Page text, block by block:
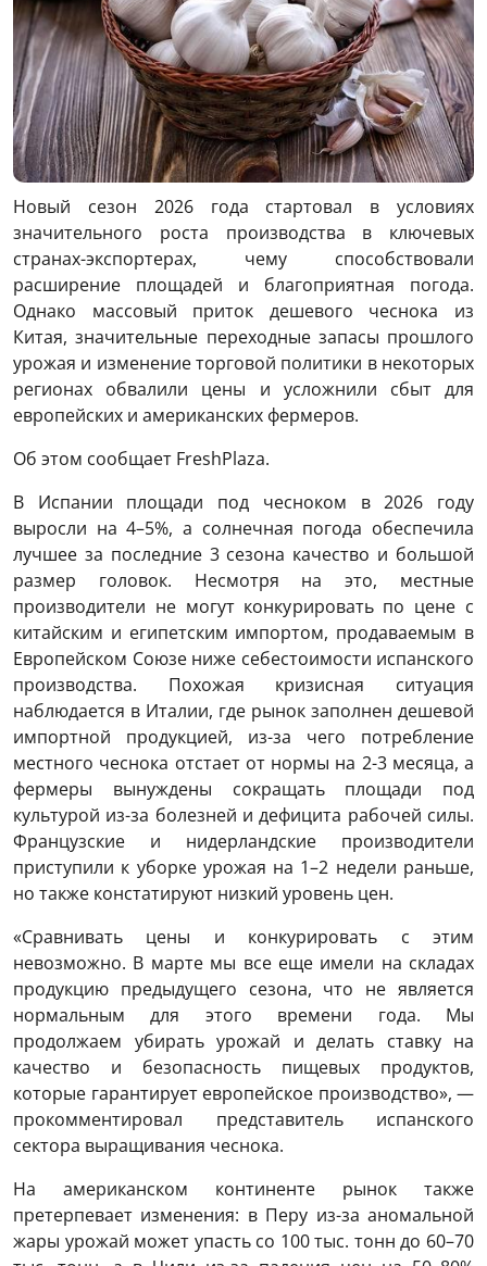
Новый сезон 2026 года стартовал в условиях
значительного роста производства в ключевых
странах-экспортерах, чему способствовали
расширение площадей и благоприятная погода.
Однако массовый приток дешевого чеснока из
Китая, значительные переходные запасы прошлого
урожая и изменение торговой политики в некоторых
регионах обвалили цены и усложнили сбыт для
европейских и американских фермеров.
Об этом сообщает FreshPlaza.
В Испании площади под чесноком в 2026 году
выросли на 4–5%, а солнечная погода обеспечила
лучшее за последние 3 сезона качество и большой
размер головок. Несмотря на это, местные
производители не могут конкурировать по цене с
китайским и египетским импортом, продаваемым в
Европейском Союзе ниже себестоимости испанского
производства. Похожая кризисная ситуация
наблюдается в Италии, где рынок заполнен дешевой
импортной продукцией, из-за чего потребление
местного чеснока отстает от нормы на 2-3 месяца, а
фермеры вынуждены сокращать площади под
культурой из-за болезней и дефицита рабочей силы.
Французские и нидерландские производители
приступили к уборке урожая на 1–2 недели раньше,
но также констатируют низкий уровень цен.
«Сравнивать цены и конкурировать с этим
невозможно. В марте мы все еще имели на складах
продукцию предыдущего сезона, что не является
нормальным для этого времени года. Мы
продолжаем убирать урожай и делать ставку на
качество и безопасность пищевых продуктов,
которые гарантирует европейское производство», —
прокомментировал представитель испанского
сектора выращивания чеснока.
На американском континенте рынок также
претерпевает изменения: в Перу из-за аномальной
жары урожай может упасть со 100 тыс. тонн до 60–70